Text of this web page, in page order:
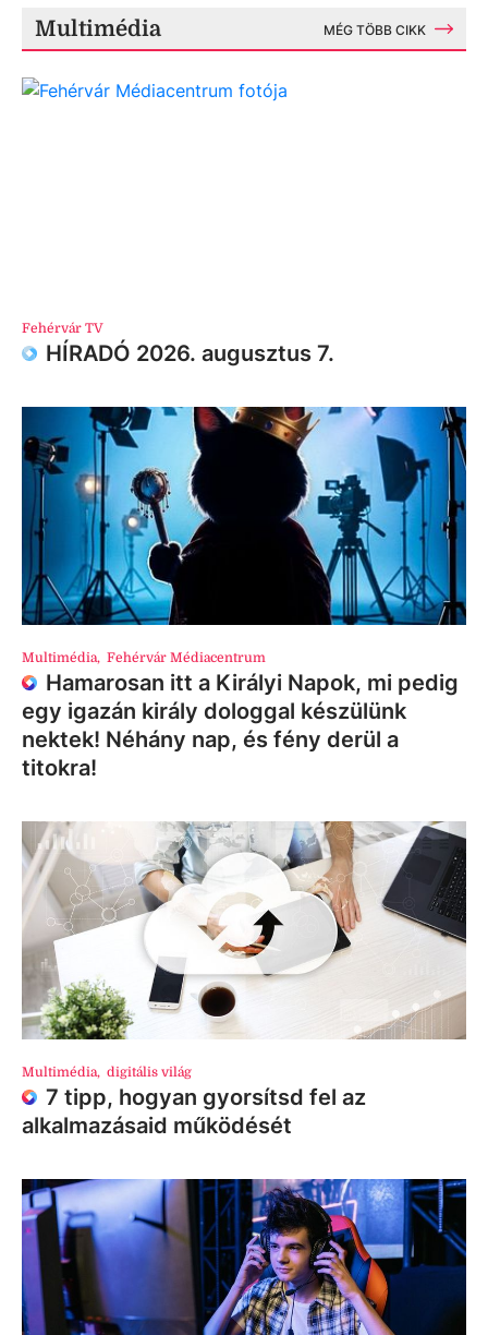
Multimédia MÉG TÖBB CIKK
Fehérvár TV
HÍRADÓ 2026. augusztus 7.
Multimédia, Fehérvár Médiacentrum
Hamarosan itt a Királyi Napok, mi pedig
egy igazán király dologgal készülünk
nektek! Néhány nap, és fény derül a
titokra!
Multimédia, digitális világ
7 tipp, hogyan gyorsítsd fel az
alkalmazásaid működését